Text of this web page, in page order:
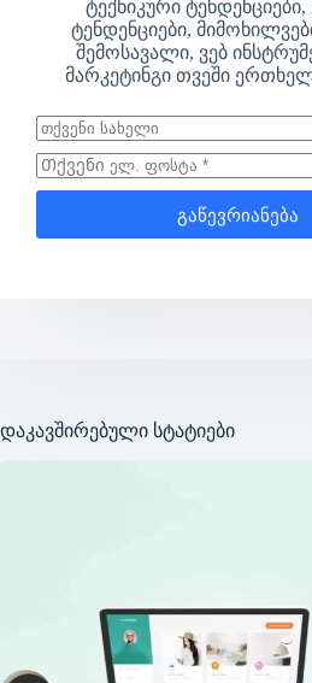
ტექნიკური ტენდენციები,
ტენდენციები,
შემოსავალი, ვებ
მარკეტინგი თვეში
გაწევრიანება
დაკავშირებული სტატიები